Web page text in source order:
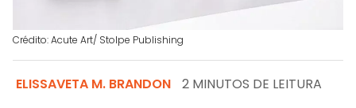
Crédito: Acute Art/ Stolpe Publishing
ELISSAVETA M. BRANDON 2 MINUTOS DE LEITURA